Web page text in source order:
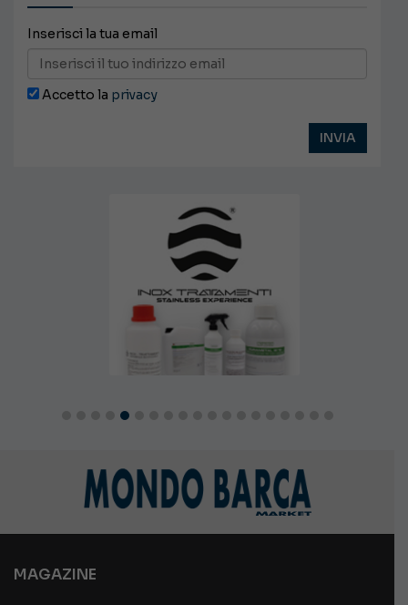
Inserisci la tua email
Accetto la privacy
MAGAZINE